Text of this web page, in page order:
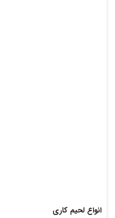
انواع لحیم کاری